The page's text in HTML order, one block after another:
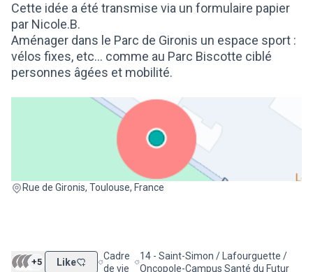
Cette idée a été transmise via un formulaire papier
par Nicole.B.
Aménager dans le Parc de Gironis un espace sport :
vélos fixes, etc... comme au Parc Biscotte ciblé
personnes âgées et mobilité.
Rue de Gironis, Toulouse, France
(Lien externe)
+5 Like Filtrer les résultats de la catégorie : Cadre de vie
Cadre
de vie
Filtrer les résultats pour le secteur : 14
14 - Saint-Simon / Lafourguette /
Oncopole-Campus Santé du Futur